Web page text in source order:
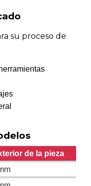
su proceso de
de la pieza